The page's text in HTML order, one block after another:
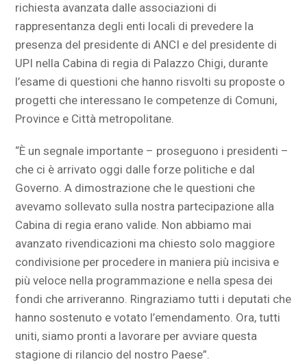
richiesta avanzata dalle associazioni di
rappresentanza degli enti locali di prevedere la
presenza del presidente di ANCI e del presidente di
UPI nella Cabina di regia di Palazzo Chigi, durante
l’esame di questioni che hanno risvolti su proposte o
progetti che interessano le competenze di Comuni,
Province e Città metropolitane.
“È un segnale importante – proseguono i presidenti –
che ci è arrivato oggi dalle forze politiche e dal
Governo. A dimostrazione che le questioni che
avevamo sollevato sulla nostra partecipazione alla
Cabina di regia erano valide. Non abbiamo mai
avanzato rivendicazioni ma chiesto solo maggiore
condivisione per procedere in maniera più incisiva e
più veloce nella programmazione e nella spesa dei
fondi che arriveranno. Ringraziamo tutti i deputati che
hanno sostenuto e votato l’emendamento. Ora, tutti
uniti, siamo pronti a lavorare per avviare questa
stagione di rilancio del nostro Paese”.